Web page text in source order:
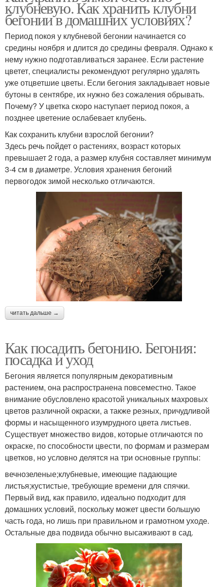
клубневую. Как хранить клубни
бегонии в домашних условиях?
Период покоя у клубневой бегонии начинается со
средины ноября и длится до средины февраля. Однако к
нему нужно подготавливаться заранее. Если растение
цветет, специалисты рекомендуют регулярно удалять
уже отцветшие цветы. Если бегония закладывает новые
бутоны в сентябре, их нужно без сожаления обрывать.
Почему? У цветка скоро наступает период покоя, а
позднее цветение ослабевает клубень.
Как сохранить клубни взрослой бегонии?
Здесь речь пойдет о растениях, возраст которых
превышает 2 года, а размер клубня составляет минимум
3-4 см в диаметре. Условия хранения бегоний
первогодок зимой несколько отличаются.
читать дальше →
Как посадить бегонию. Бегония:
посадка и уход
Бегония является популярным декоративным
растением, она распространена повсеместно. Такое
внимание обусловлено красотой уникальных махровых
цветов различной окраски, а также резных, причудливой
формы и насыщенного изумрудного цвета листьев.
Существует множество видов, которые отличаются по
окраске, по способности цвести, по формам и размерам
цветков, но условно делятся на три основные группы:
вечнозеленые;клубневые, имеющие падающие
листья;кустистые, требующие времени для спячки.
Первый вид, как правило, идеально подходит для
домашних условий, поскольку может цвести большую
часть года, но лишь при правильном и грамотном уходе.
Остальные два подвида обычно высаживают в сад.